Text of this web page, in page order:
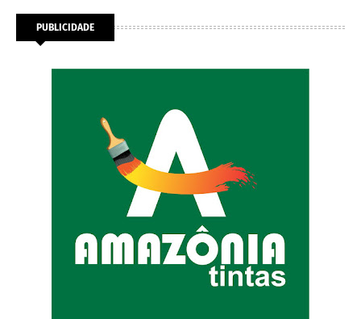
PUBLICIDADE